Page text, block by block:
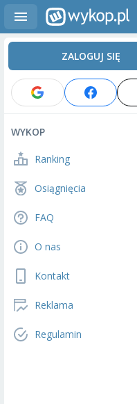
ZALOGUJ SIĘ
WYKOP
Ranking
Osiągnięcia
FAQ
O nas
Kontakt
Reklama
Regulamin